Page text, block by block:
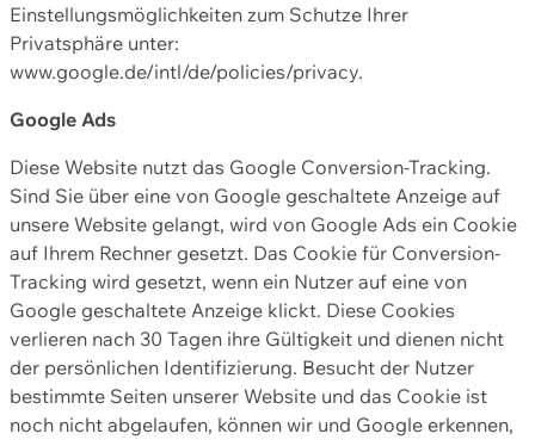
Einstellungsmöglichkeiten zum Schutze Ihrer
Privatsphäre unter:
www.google.de/intl/de/policies/privacy.
Google Ads
Diese Website nutzt das Google Conversion-Tracking.
Sind Sie über eine von Google geschaltete Anzeige auf
unsere Website gelangt, wird von Google Ads ein Cookie
auf Ihrem Rechner gesetzt. Das Cookie für Conversion-
Tracking wird gesetzt, wenn ein Nutzer auf eine von
Google geschaltete Anzeige klickt. Diese Cookies
verlieren nach 30 Tagen ihre Gültigkeit und dienen nicht
der persönlichen Identifizierung. Besucht der Nutzer
bestimmte Seiten unserer Website und das Cookie ist
noch nicht abgelaufen, können wir und Google erkennen,